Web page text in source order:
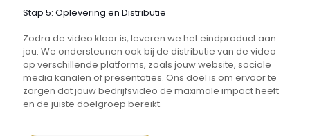
Stap 5: Oplevering en Distributie
Zodra de video klaar is, leveren we het eindproduct aan
jou. We ondersteunen ook bij de distributie van de video
op verschillende platforms, zoals jouw website, sociale
media kanalen of presentaties. Ons doel is om ervoor te
zorgen dat jouw bedrijfsvideo de maximale impact heeft
en de juiste doelgroep bereikt.